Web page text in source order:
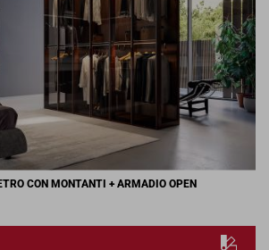
CON MONTANTI + ARMADIO OPEN